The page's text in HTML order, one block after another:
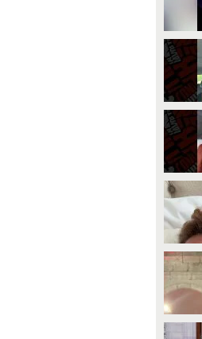
altri. A volte è già dentro di noi".